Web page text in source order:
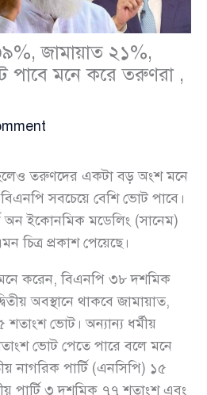
জামায়াত ২১%,
পাবে মনে করে তরুণরা ,
তরুণদের একটা বড় অংশ মনে
সবচেয়ে বেশি ভোট পাবে।
অন ইকোনমিক মডেলিং (সানেম)
চিত্র প্রকাশ পেয়েছে।
করেন, বিএনপি ৩৮ দশমিক
অবস্থানে থাকবে জামায়াত,
ভোট। অন্যান্য ধর্মীয়
ভোট পেতে পারে বলে মনে
নাগরিক পার্টি (এনসিপি) ১৫
পার্টি ৩ দশমিক ৭৭ শতাংশ এবং